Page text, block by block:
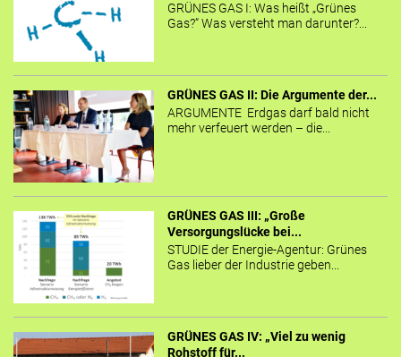
GRÜNES GAS I: Was heißt „Grünes
Gas?“ Was versteht man darunter?...
GRÜNES GAS II: Die Argumente der...
ARGUMENTE Erdgas darf bald nicht
mehr verfeuert werden – die...
GRÜNES GAS III: „Große
Versorgungslücke bei...
STUDIE der Energie-Agentur: Grünes
Gas lieber der Industrie geben...
GRÜNES GAS IV: „Viel zu wenig
Rohstoff für...